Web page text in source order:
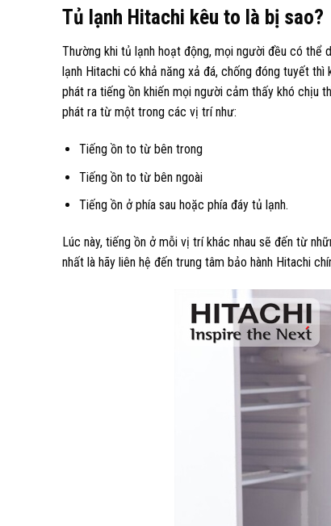
Tủ lạnh Hitachi kêu to là bị sao?
Thường khi tủ lạnh hoạt động, mọi người đều có thể
lạnh Hitachi có khả năng xả đá, chống đóng tuyết
phát ra tiếng ồn khiến mọi người cảm thấy khó chịu
phát ra từ một trong các vị trí như:
Tiếng ồn to từ bên trong
Tiếng ồn to từ bên ngoài
Tiếng ồn ở phía sau hoặc phía đáy tủ lạnh.
Lúc này, tiếng ồn ở mỗi vị trí khác nhau sẽ đến từ
nhất là hãy liên hệ đến trung tâm bảo hành Hitachi